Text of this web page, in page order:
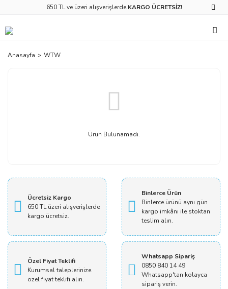
650 TL ve üzeri alışverişlerde KARGO ÜCRETSİZ!
Anasayfa WTW
Ürün Bulunamadı.
Ücretsiz Kargo
650 TL üzeri alışverişlerde
kargo ücretsiz.
Binlerce Ürün
Binlerce ürünü aynı gün
kargo imkânı ile stoktan
teslim alın.
Özel Fiyat Teklifi
Kurumsal taleplerinize
özel fiyat teklifi alın.
Whatsapp Sipariş
0850 840 14 49
Whatsapp'tan kolayca
sipariş verin.